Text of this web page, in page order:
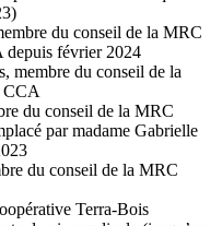
du conseil de la MRC
depuis février 2024
membre du conseil de la
CCA
du conseil de la MRC
par madame Gabrielle
du conseil de la MRC
Terra-Bois